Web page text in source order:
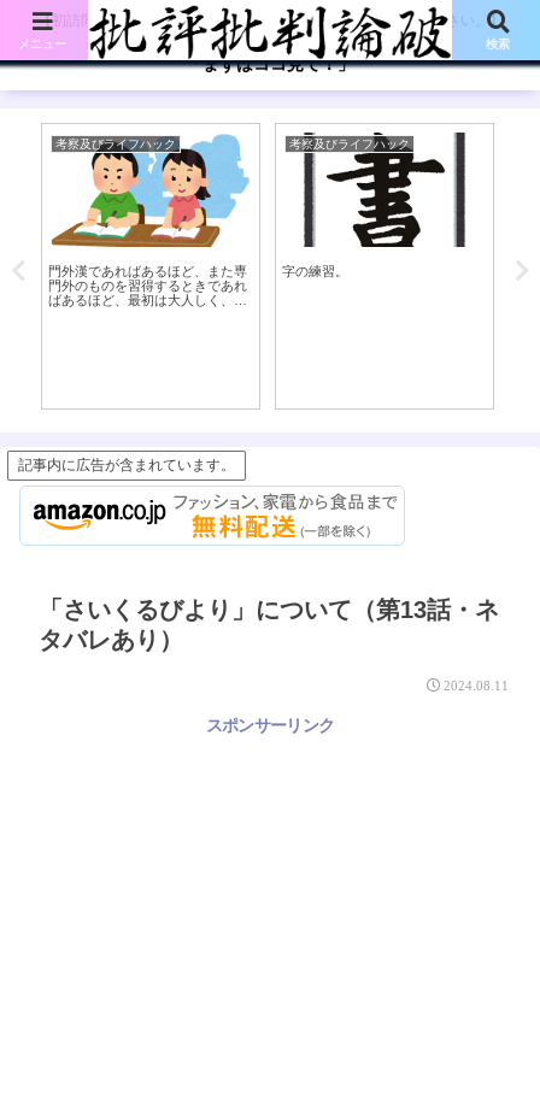
【初訪問の方は、下記の「まずはココ見て!」ボタンをご覧ください。】
「まずはココ見て！」
考察及びライフハック
門外漢であればあるほど、また専
門外のものを習得するときであれ
ばあるほど、最初は大人しく、身
考察及びライフハック
字の練習。
書
記事内に広告が含まれています。
「さいくるびより」について（第13話・ネ
タバレあり）
2024.08.11
スポンサーリンク
メニュー 検索